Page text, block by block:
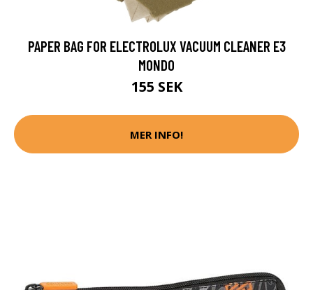
PAPER BAG FOR ELECTROLUX VACUUM CLEANER E3
MONDO
155 SEK
MER INFO!